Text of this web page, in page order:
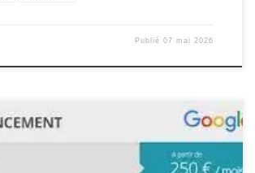
Publié07 mai 2026
: Comprendre les Prix et les Avantages Le